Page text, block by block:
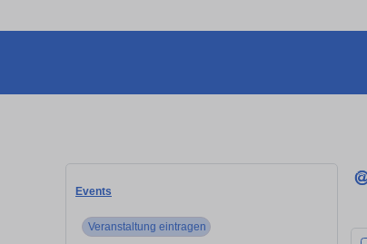
Events
Veranstaltung eintragen